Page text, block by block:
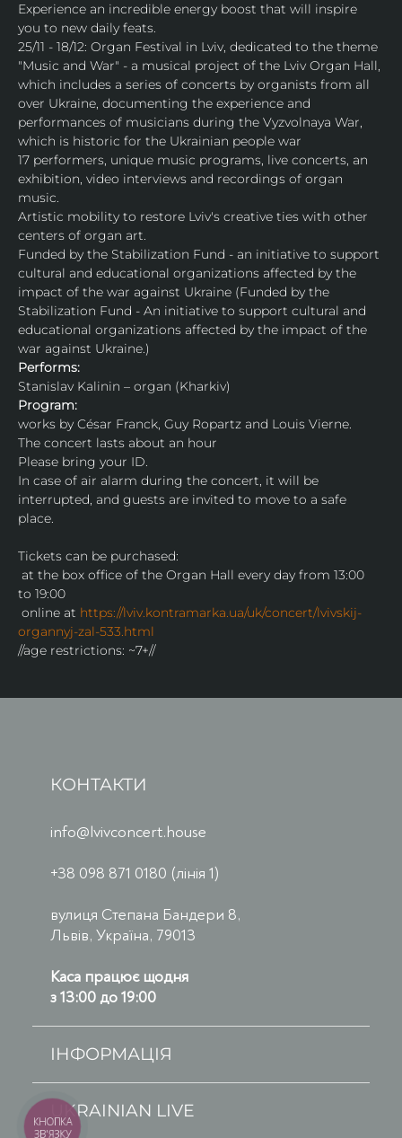
Experience an incredible energy boost that will inspire
you to new daily feats.
25/11 - 18/12: Organ Festival in Lviv, dedicated to the theme
"Music and War" - a musical project of the Lviv Organ Hall,
which includes a series of concerts by organists from all
over Ukraine, documenting the experience and
performances of musicians during the Vyzvolnaya War,
which is historic for the Ukrainian people war
17 performers, unique music programs, live concerts, an
exhibition, video interviews and recordings of organ
music.
Artistic mobility to restore Lviv's creative ties with other
centers of organ art.
Funded by the Stabilization Fund - an initiative to support
cultural and educational organizations affected by the
impact of the war against Ukraine (Funded by the
Stabilization Fund - An initiative to support cultural and
educational organizations affected by the impact of the
war against Ukraine.)
Performs:
Stanislav Kalinin – organ (Kharkiv)
Program:
works by César Franck, Guy Ropartz and Louis Vierne.
The concert lasts about an hour
Please bring your ID.
In case of air alarm during the concert, it will be
interrupted, and guests are invited to move to a safe
place.
Tickets can be purchased:
at the box office of the Organ Hall every day from 13:00
to 19:00
online at https://lviv.kontramarka.ua/uk/concert/lvivskij-
organnyj-zal-533.html
//age restrictions: ~7+//
КОНТАКТИ
info@lvivconcert.house
+38 098 871 0180 (лінія 1)
вулиця Степана Бандери 8,
Львів, Україна, 79013
Каса працює щодня
з 13:00 до 19:00
ІНФОРМАЦІЯ
UKRAINIAN LIVE
КНОПКА
ЗВ'ЯЗКУ